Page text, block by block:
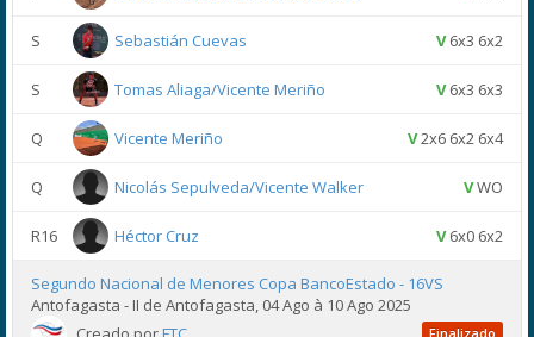
S Sebastián Cuevas V6x3 6x2
S Tomas Aliaga/Vicente Meriño V6x3 6x3
Q Vicente Meriño V2x6 6x2 6x4
Q Nicolás Sepulveda/Vicente Walker VWO
R16 Héctor Cruz V6x0 6x2
Segundo Nacional de Menores Copa BancoEstado - 16VS
Antofagasta - II de Antofagasta, 04 Ago à 10 Ago 2025
Finalizado